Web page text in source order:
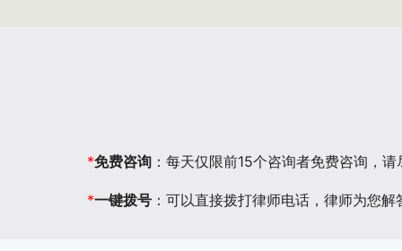
*免费咨询 ：每天仅限前15个咨询者免费咨询，
*一键拨号 ：可以直接拨打律师电话，律师为您解